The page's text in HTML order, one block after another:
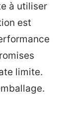
à utiliser
est
limite.